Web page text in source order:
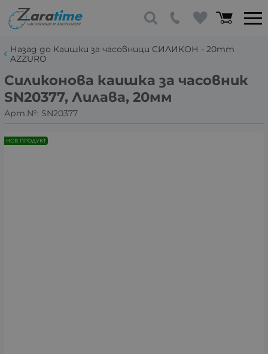
Назад до Каишки за часовници СИЛИКОН - 20mm
AZZURO
Силиконова каишка за часовник
SN20377, Лилава, 20мм
Арт.№: SN20377
НОВ ПРОДУКТ